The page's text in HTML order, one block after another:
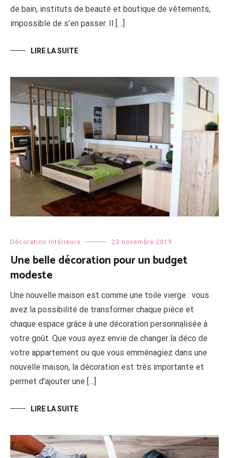
de bain, instituts de beauté et boutique de vêtements,
impossible de s’en passer. Il […]
LIRE LA SUITE
Décoration Intérieure 23 novembre 2019
Une belle décoration pour un budget
modeste
Une nouvelle maison est comme une toile vierge : vous
avez la possibilité de transformer chaque pièce et
chaque espace grâce à une décoration personnalisée à
votre goût. Que vous ayez envie de changer la déco de
votre appartement ou que vous emménagiez dans une
nouvelle maison, la décoration est très importante et
permet d’ajouter une […]
LIRE LA SUITE